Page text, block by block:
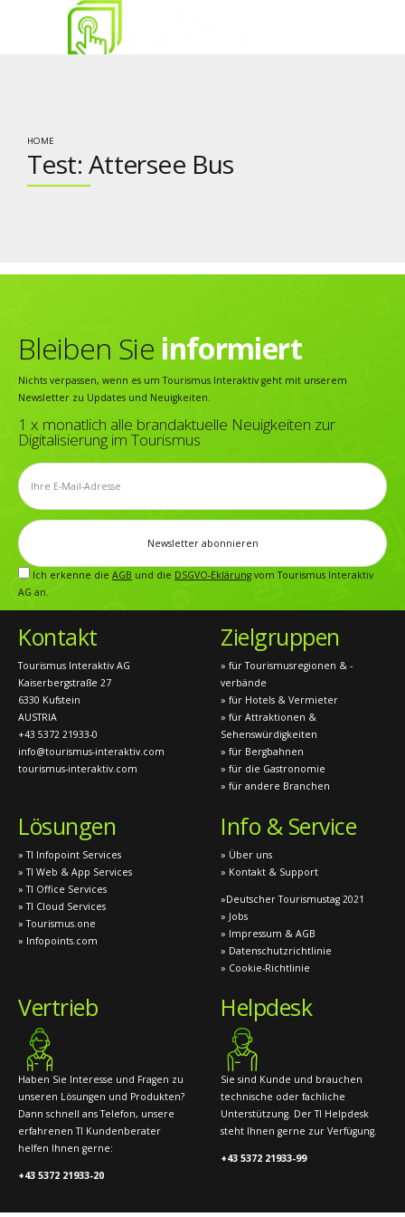
HOME
Test: Attersee Bus
Bleiben Sie informiert
Nichts verpassen, wenn es um Tourismus Interaktiv geht mit unserem
Newsletter zu Updates und Neuigkeiten.
1 x monatlich alle brandaktuelle Neuigkeiten zur
Digitalisierung im Tourismus
Ich erkenne die AGB und die DSGVO-Eklärung vom Tourismus Interaktiv
AG an.
Kontakt
Tourismus Interaktiv AG
Kaiserbergstraße 27
6330 Kufstein
AUSTRIA
+43 5372 21933-0
info@tourismus-interaktiv.com
tourismus-interaktiv.com
Zielgruppen
» für Tourismusregionen & -
verbände
» für Hotels & Vermieter
» für Attraktionen &
Sehenswürdigkeiten
» für Bergbahnen
» für die Gastronomie
» für andere Branchen
Lösungen
» TI Infopoint Services
» TI Web & App Services
» TI Office Services
» TI Cloud Services
» Tourismus.one
» Infopoints.com
Info & Service
» Über uns
» Kontakt & Support
»Deutscher Tourismustag 2021
» Jobs
» Impressum & AGB
» Datenschutzrichtlinie
» Cookie-Richtlinie
Vertrieb
Haben Sie Interesse und Fragen zu
unseren Lösungen und Produkten?
Dann schnell ans Telefon, unsere
erfahrenen TI Kundenberater
helfen Ihnen gerne:
+43 5372 21933-20
Helpdesk
Sie sind Kunde und brauchen
technische oder fachliche
Unterstützung. Der TI Helpdesk
steht Ihnen gerne zur Verfügung.
+43 5372 21933-99